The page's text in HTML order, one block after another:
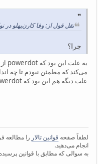
نقل قول از: وفا کارن‌پهلو در نوامبر 28, 2013, 04:10:51
چرا؟
علت دیگه هم این بود که powerdot تمپلیت‌های متنوعی ارائه نمی‌کند.
لطفاً صفحه قوانین تالار را مطالعه
انجام می‌دهید.
به سوالی که مطابق با قوانین